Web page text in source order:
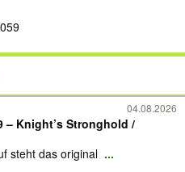
04.08.2026
– Knight’s Stronghold /
steht das original ...